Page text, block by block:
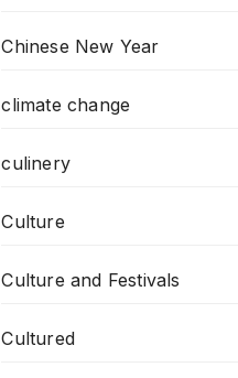
Chinese New Year
climate change
culinery
Culture
Culture and Festivals
Cultured